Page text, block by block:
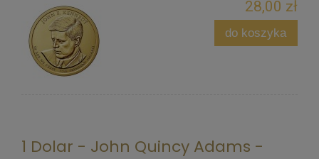
28,00 zł
do koszyka
1 Dolar - John Quincy Adams -